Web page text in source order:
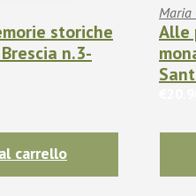
storiche
n.3-
carrello
Maria
Alle